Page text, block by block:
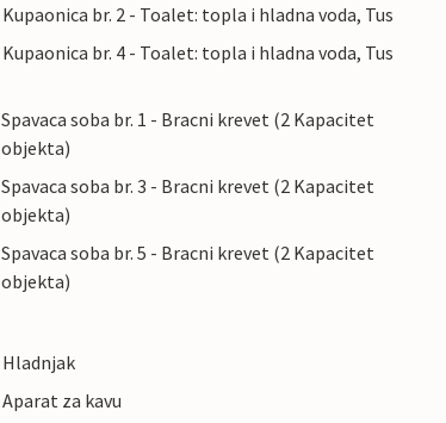
Kupaonica br. 2 - Toalet: topla i hladna voda, Tus
Kupaonica br. 4 - Toalet: topla i hladna voda, Tus
Spavaca soba br. 1 - Bracni krevet (2 Kapacitet
objekta)
Spavaca soba br. 3 - Bracni krevet (2 Kapacitet
objekta)
Spavaca soba br. 5 - Bracni krevet (2 Kapacitet
objekta)
Hladnjak
Aparat za kavu